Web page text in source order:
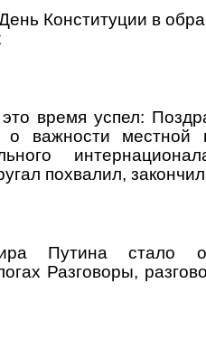
Конституции в
время успел:
о важности
похвалил,
Путина стало
Разговоры,